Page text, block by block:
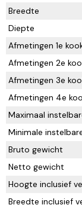
Breedte
Diepte
Afmetingen 1e
Afmetingen 2e
Afmetingen 3e
Afmetingen 4e
Maximaal
Minimale
Bruto gewicht
Netto gewicht
Hoogte inclusief
Breedte inclusief